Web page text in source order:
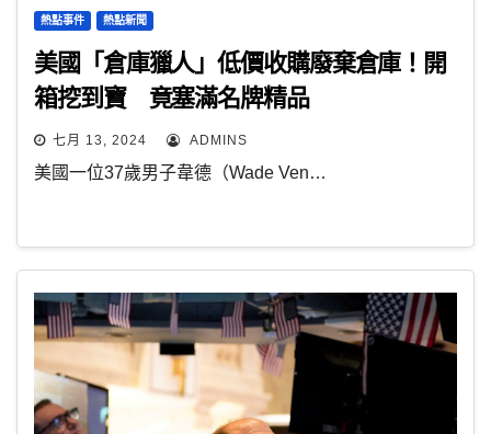
熱點事件 熱點新聞
美國「倉庫獵人」低價收購廢棄倉庫！開
箱挖到寶 竟塞滿名牌精品
七月 13, 2024 ADMINS
美國一位37歲男子韋德（Wade Ven…